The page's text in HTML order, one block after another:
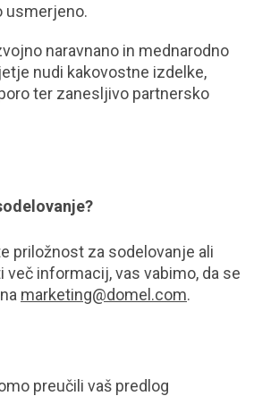
usmerjeno.
naravnano in mednarodno
nudi kakovostne izdelke,
ter zanesljivo partnersko
priložnost za sodelovanje ali
več informacij, vas vabimo, da se
marketing@domel.com.
preučili vaš predlog